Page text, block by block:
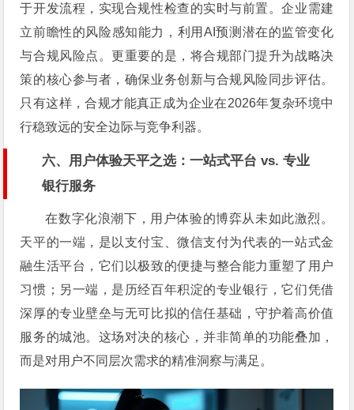
于开发流程，实现合规性检查的实时与前置。企业需建
立前瞻性的风险感知能力，利用AI预测潜在的监管变化
与合规风险点。更重要的是，将合规部门提升为战略决
策的核心参与者，确保业务创新与合规风险同步评估。
只有这样，合规才能真正成为企业在2026年复杂环境中
行稳致远的安全边际与竞争利器。
六、用户体验天平之选：一站式平台 vs. 专业
银行服务
在数字化浪潮下，用户体验的博弈从未如此激烈。
天平的一端，是以支付宝、微信支付为代表的一站式金
融生活平台，它们以极致的便捷与整合能力重塑了用户
习惯；另一端，是历经百年积淀的专业银行，它们凭借
深厚的专业壁垒与无可比拟的信任基础，守护着高价值
服务的城池。这场对决的核心，并非简单的功能叠加，
而是对用户不同层次需求的精准洞察与满足。